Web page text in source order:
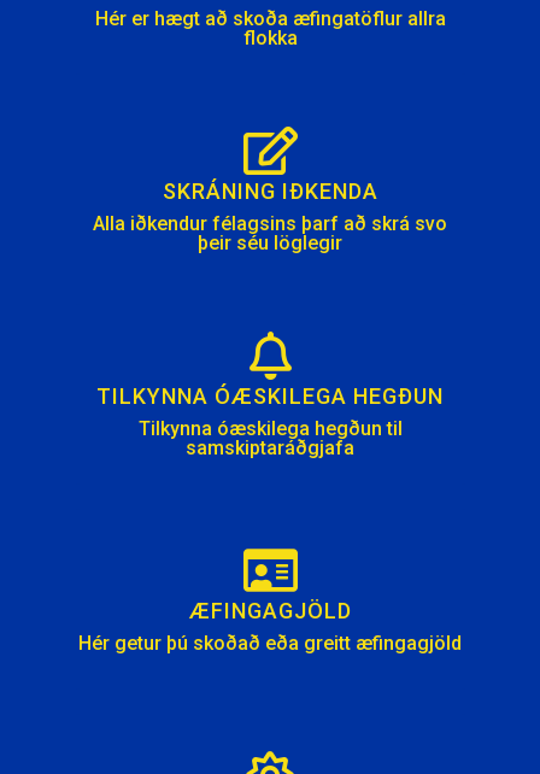
Hér er hægt að skoða æfingatöflur allra
flokka
SKRÁNING IÐKENDA
Alla iðkendur félagsins þarf að skrá svo
þeir séu löglegir
TILKYNNA ÓÆSKILEGA HEGÐUN
Tilkynna óæskilega hegðun til
samskiptaráðgjafa
ÆFINGAGJÖLD
Hér getur þú skoðað eða greitt æfingagjöld